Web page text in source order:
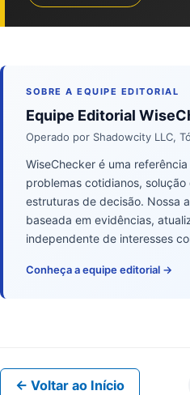
SOBRE A EQUIPE EDITORIAL
Equipe Editorial
Operado por Shadowcity LLC,
WiseChecker é uma
problemas cotidianos,
estruturas de decisão. Nossa
baseada em evidências,
independente de interesses
Conheça a equipe editorial →
← Voltar ao Início